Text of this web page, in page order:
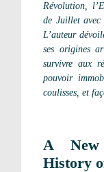
Révolution,
de Juillet avec
L’auteur
ses origines
survivre aux
pouvoir
coulisses, et
A New
History